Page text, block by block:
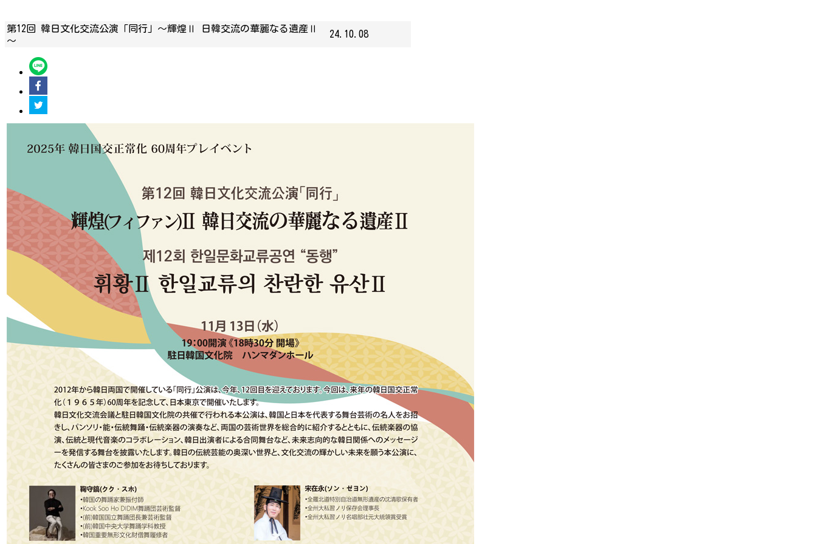
第12回 韓日文化交流公演「同行」～輝煌Ⅱ 日韓交流の華麗なる遺産Ⅱ
～
24.10.08